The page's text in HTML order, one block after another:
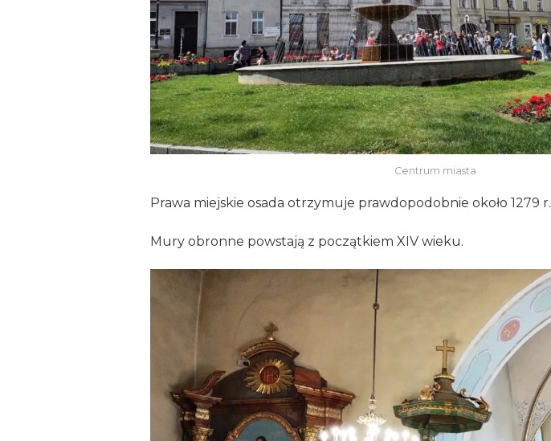
Centrum miasta
Prawa miejskie osada otrzymuje prawdopodobnie około 1279 r.
Mury obronne powstają z początkiem XIV wieku.